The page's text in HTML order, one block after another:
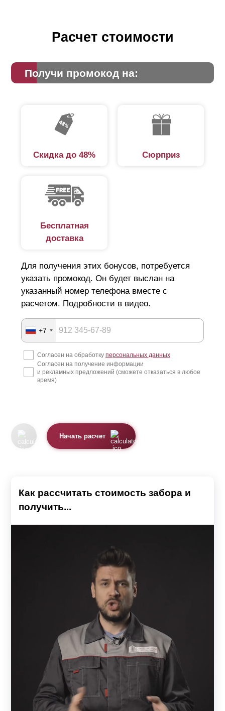
Расчет стоимости
Получи промокод на:
Скидка до 48% Сюрприз
Бесплатная
доставка
Для получения этих бонусов, потребуется
указать промокод. Он будет выслан на
указанный номер телефона вместе с
расчетом. Подробности в видео.
+7
Согласен на обработку персональных данных
Согласен на получение информации
и рекламных предложений (сможете отказаться в любое
время)
Начать расчет
Как рассчитать стоимость забора и
получить...